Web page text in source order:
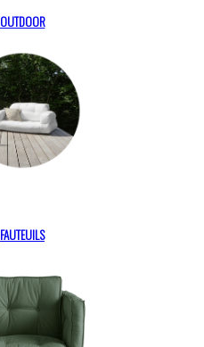
OUTDOOR
FAUTEUILS